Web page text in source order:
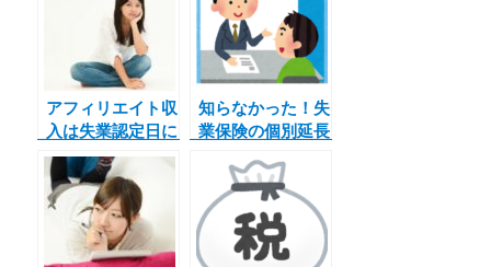
アフィリエイト収
入は失業認定日に
申告する？失業保
険は貰えるの？
知らなかった！失
業保険の個別延長
延長給付とは何？